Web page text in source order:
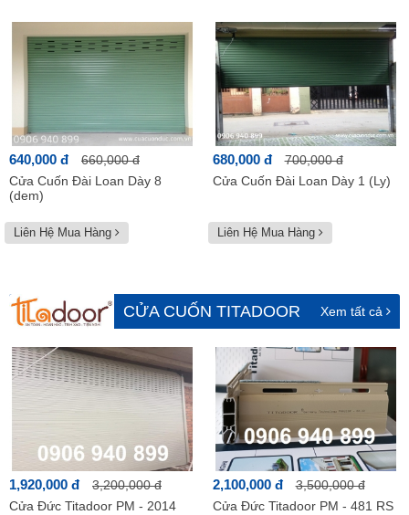
640,000 đ
660,000 đ
Cửa Cuốn Đài Loan Dày 8
(dem)
Liên Hệ Mua Hàng
680,000 đ
700,000 đ
Cửa Cuốn Đài Loan Dày 1 (Ly)
Liên Hệ Mua Hàng
CỬA CUỐN TITADOOR Xem tất cả
1,920,000 đ
3,200,000 đ
Cửa Đức Titadoor PM - 2014
2,100,000 đ
3,500,000 đ
Cửa Đức Titadoor PM - 481 RS